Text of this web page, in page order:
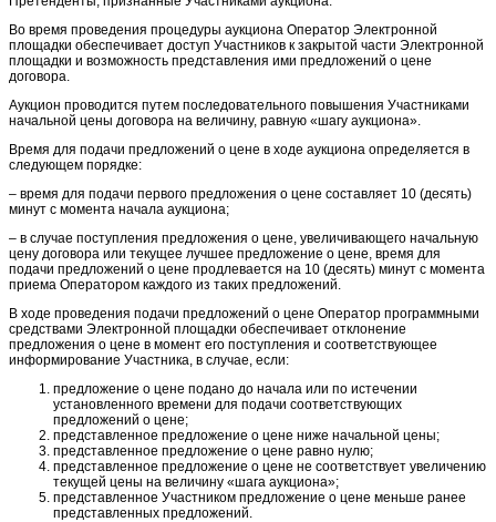
Во время проведения процедуры аукциона Оператор Электронной
площадки обеспечивает доступ Участников к закрытой части Электронной
площадки и возможность представления ими предложений о цене
договора.
Аукцион проводится путем последовательного повышения Участниками
начальной цены договора на величину, равную «шагу аукциона».
Время для подачи предложений о цене в ходе аукциона определяется в
следующем порядке:
– время для подачи первого предложения о цене составляет 10 (десять)
минут с момента начала аукциона;
– в случае поступления предложения о цене, увеличивающего начальную
цену договора или текущее лучшее предложение о цене, время для
подачи предложений о цене продлевается на 10 (десять) минут с момента
приема Оператором каждого из таких предложений.
В ходе проведения подачи предложений о цене Оператор программными
средствами Электронной площадки обеспечивает отклонение
предложения о цене в момент его поступления и соответствующее
информирование Участника, в случае, если:
предложение о цене подано до начала или по истечении
установленного времени для подачи соответствующих
предложений о цене;
представленное предложение о цене ниже начальной цены;
представленное предложение о цене равно нулю;
представленное предложение о цене не соответствует увеличению
текущей цены на величину «шага аукциона»;
представленное Участником предложение о цене меньше ранее
представленных предложений.